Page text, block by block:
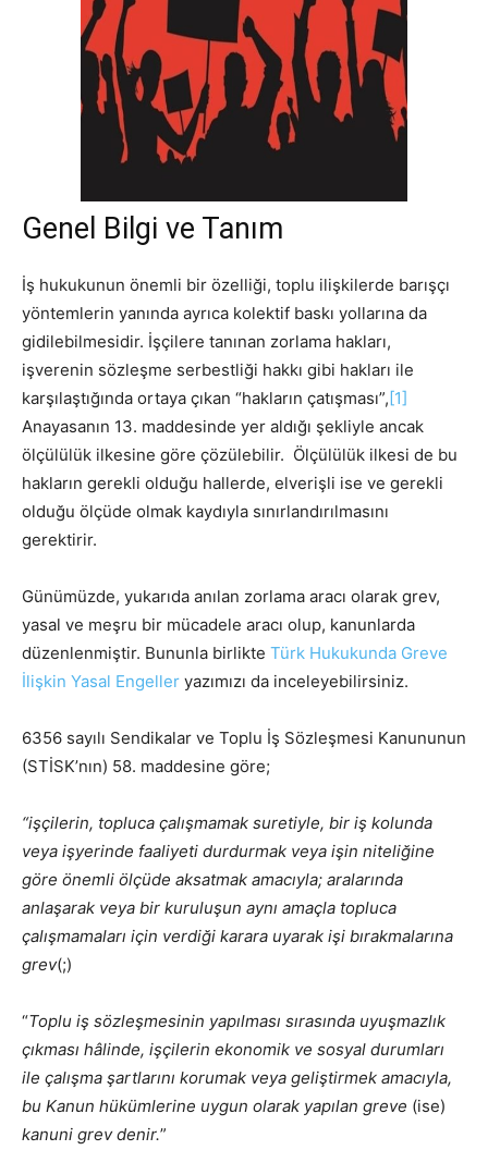
Genel Bilgi ve Tanım
İş hukukunun önemli bir özelliği, toplu ilişkilerde barışçı
yöntemlerin yanında ayrıca kolektif baskı yollarına da
gidilebilmesidir. İşçilere tanınan zorlama hakları,
işverenin sözleşme serbestliği hakkı gibi hakları ile
karşılaştığında ortaya çıkan “hakların çatışması”,[1]
Anayasanın 13. maddesinde yer aldığı şekliyle ancak
ölçülülük ilkesine göre çözülebilir. Ölçülülük ilkesi de bu
hakların gerekli olduğu hallerde, elverişli ise ve gerekli
olduğu ölçüde olmak kaydıyla sınırlandırılmasını
gerektirir.
Günümüzde, yukarıda anılan zorlama aracı olarak grev,
yasal ve meşru bir mücadele aracı olup, kanunlarda
düzenlenmiştir. Bununla birlikte Türk Hukukunda Greve
İlişkin Yasal Engeller yazımızı da inceleyebilirsiniz.
6356 sayılı Sendikalar ve Toplu İş Sözleşmesi Kanununun
(STİSK’nın) 58. maddesine göre;
“işçilerin, topluca çalışmamak suretiyle, bir iş kolunda
veya işyerinde faaliyeti durdurmak veya işin niteliğine
göre önemli ölçüde aksatmak amacıyla; aralarında
anlaşarak veya bir kuruluşun aynı amaçla topluca
çalışmamaları için verdiği karara uyarak işi bırakmalarına
grev(;)
“Toplu iş sözleşmesinin yapılması sırasında uyuşmazlık
çıkması hâlinde, işçilerin ekonomik ve sosyal durumları
ile çalışma şartlarını korumak veya geliştirmek amacıyla,
bu Kanun hükümlerine uygun olarak yapılan greve (ise)
kanuni grev denir.”